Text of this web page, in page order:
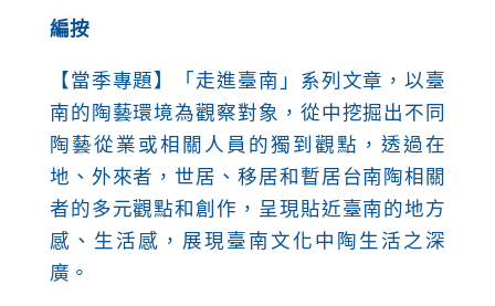
編按
【當季專題】「走進臺南」系列文章，以臺
南的陶藝環境為觀察對象，從中挖掘出不同
陶藝從業或相關人員的獨到觀點，透過在
地、外來者，世居、移居和暫居台南陶相關
者的多元觀點和創作，呈現貼近臺南的地方
感、生活感，展現臺南文化中陶生活之深
廣。